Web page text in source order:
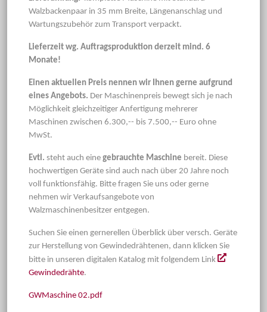
Walzbackenpaar in 35 mm Breite, Längenanschlag und
Wartungszubehör zum Transport verpackt.
Lieferzeit wg. Auftragsproduktion derzeit mind. 6
Monate!
Einen aktuellen Preis nennen wir Ihnen gerne aufgrund
eines Angebots. Der Maschinenpreis bewegt sich je nach
Möglichkeit gleichzeitiger Anfertigung mehrerer
Maschinen zwischen 6.300,-- bis 7.500,-- Euro ohne
MwSt.
Evtl. steht auch eine gebrauchte Maschine bereit. Diese
hochwertigen Geräte sind auch nach über 20 Jahre noch
voll funktionsfähig. Bitte fragen Sie uns oder gerne
nehmen wir Verkaufsangebote von
Walzmaschinenbesitzer entgegen.
Suchen Sie einen gernerellen Überblick über versch. Geräte
zur Herstellung von Gewindedrähtenen, dann klicken Sie
bitte in unseren digitalen Katalog mit folgendem Link
Gewindedrähte.
GWMaschine 02.pdf